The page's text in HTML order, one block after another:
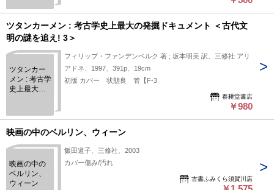
ツタンカーメン : 考古学史上最大の発掘ドキュメント ＜古代文
明の謎を追え! 3＞
ツタンカー
メン : 考古学
史上最大の
代文明の謎
を追え! 3＞
フィリップ・ファンデンベルク 著 ; 坂本明美 訳、三修社 アリ
アドネ、1997、391p、19cm
初版 カバー 状態良 管【F-3
春耕堂書店
￥980
映画の中のベルリン、ウィーン
映画の中の
ベルリン、
ウィーン
飯田道子、三修社、2003
カバー傷み/汚れ
古書ふみくら須賀川店